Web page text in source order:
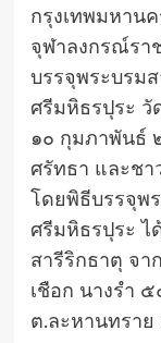
กรุงเทพมหาน
จุฬาลงกรณ์รา
บรรจุพระบรม
ศรีมหิธรปุระ วั
๑๐ กุมภาพันธ์
ศรัทธา และชา
โดยพิธีบรรจุพ
ศรีมหิธรปุระ
สารีริกธาตุ จา
เชือก นางรำ
ต.ละหานทราย